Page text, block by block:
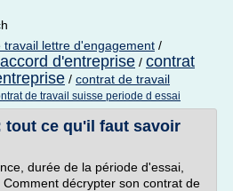
travail lettre d'engagement /
d'entreprise / contrat
/ contrat de travail
de travail suisse periode d essai
tout ce qu'il faut savoir
durée de la période d'essai,
décrypter son contrat de